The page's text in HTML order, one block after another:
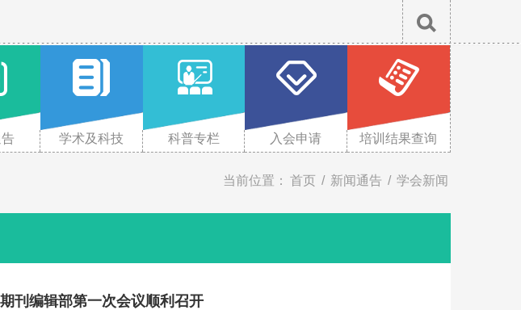
X
学术及科技 科普专栏 入会申请 培训结果查询
当前位置： 首页 / 新闻通告 / 学会新闻
刊编辑部第一次会议顺利召开